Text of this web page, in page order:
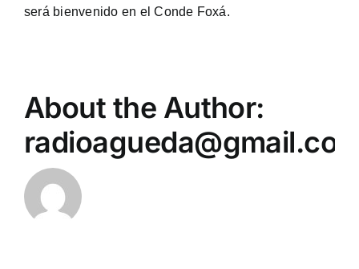
será bienvenido en el Conde Foxá.
About the Author: